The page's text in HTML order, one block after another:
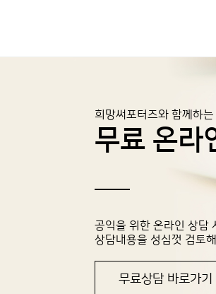
희망써포터즈와 함께하는
무료 온라
공익을 위한 온라인 상담
상담내용을 성심껏 검토
무료상담 바로가기